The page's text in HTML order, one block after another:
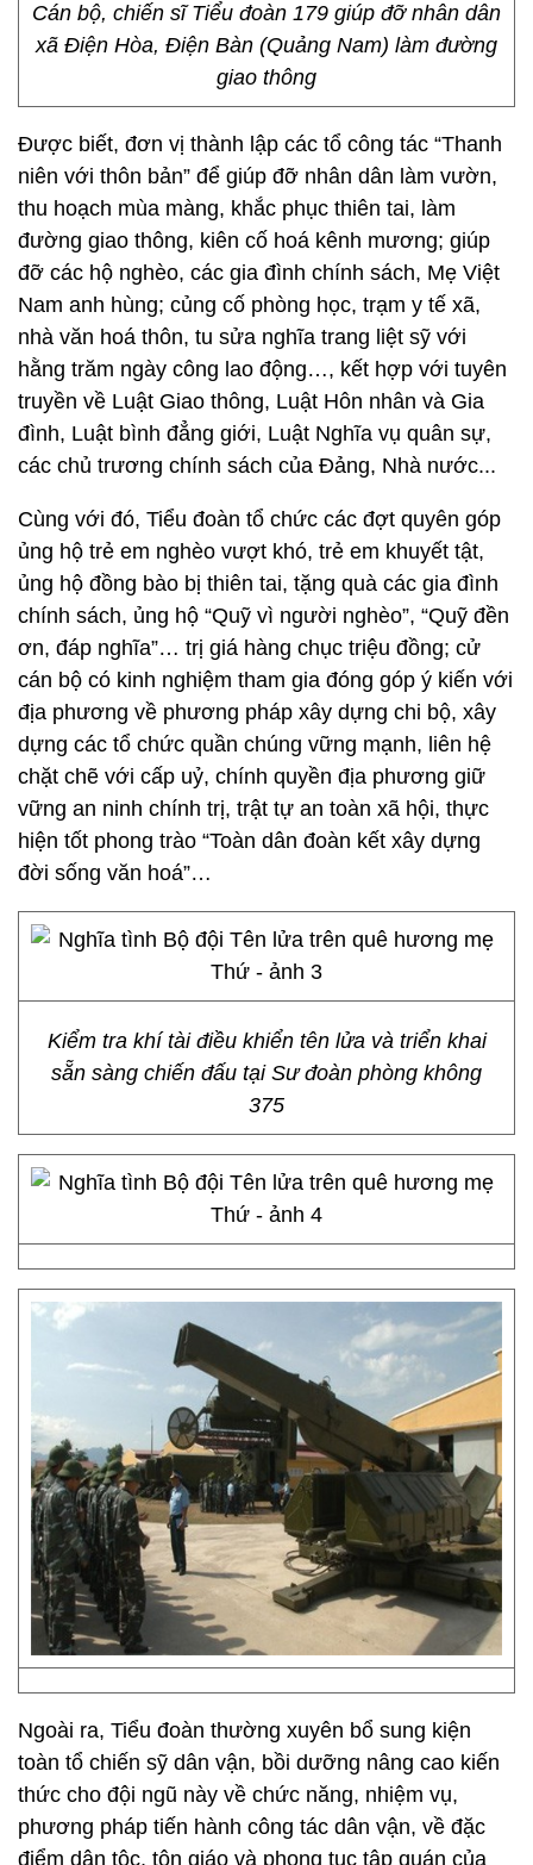
Cán bộ, chiến sĩ Tiểu đoàn 179 giúp đỡ nhân dân
xã Điện Hòa, Điện Bàn (Quảng Nam) làm đường
giao thông
Được biết, đơn vị thành lập các tổ công tác “Thanh
niên với thôn bản” để giúp đỡ nhân dân làm vườn,
thu hoạch mùa màng, khắc phục thiên tai, làm
đường giao thông, kiên cố hoá kênh mương; giúp
đỡ các hộ nghèo, các gia đình chính sách, Mẹ Việt
Nam anh hùng; củng cố phòng học, trạm y tế xã,
nhà văn hoá thôn, tu sửa nghĩa trang liệt sỹ với
hằng trăm ngày công lao động…, kết hợp với tuyên
truyền về Luật Giao thông, Luật Hôn nhân và Gia
đình, Luật bình đẳng giới, Luật Nghĩa vụ quân sự,
các chủ trương chính sách của Đảng, Nhà nước...
Cùng với đó, Tiểu đoàn tổ chức các đợt quyên góp
ủng hộ trẻ em nghèo vượt khó, trẻ em khuyết tật,
ủng hộ đồng bào bị thiên tai, tặng quà các gia đình
chính sách, ủng hộ “Quỹ vì người nghèo”, “Quỹ đền
ơn, đáp nghĩa”… trị giá hàng chục triệu đồng; cử
cán bộ có kinh nghiệm tham gia đóng góp ý kiến với
địa phương về phương pháp xây dựng chi bộ, xây
dựng các tổ chức quần chúng vững mạnh, liên hệ
chặt chẽ với cấp uỷ, chính quyền địa phương giữ
vững an ninh chính trị, trật tự an toàn xã hội, thực
hiện tốt phong trào “Toàn dân đoàn kết xây dựng
đời sống văn hoá”…
Kiểm tra khí tài điều khiển tên lửa và triển khai
sẵn sàng chiến đấu tại Sư đoàn phòng không
375
Ngoài ra, Tiểu đoàn thường xuyên bổ sung kiện
toàn tổ chiến sỹ dân vận, bồi dưỡng nâng cao kiến
thức cho đội ngũ này về chức năng, nhiệm vụ,
phương pháp tiến hành công tác dân vận, về đặc
điểm dân tộc, tôn giáo và phong tục tập quán của